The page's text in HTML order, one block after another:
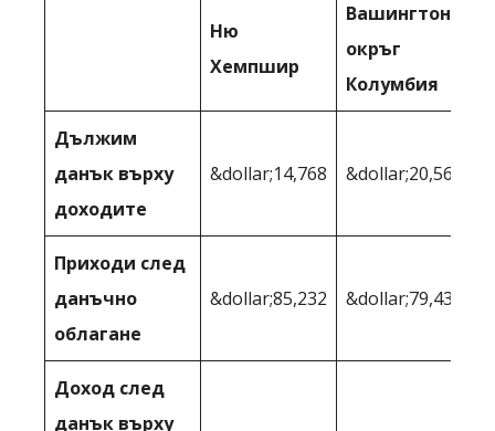
Ню
Хемпшир
Вашингтон,
окръг
Колумбия
Дължим
данък върху
доходите
&dollar;14,768 &dollar;20,567
Приходи след
данъчно
облагане
&dollar;85,232 &dollar;79,433
Доход след
данък върху